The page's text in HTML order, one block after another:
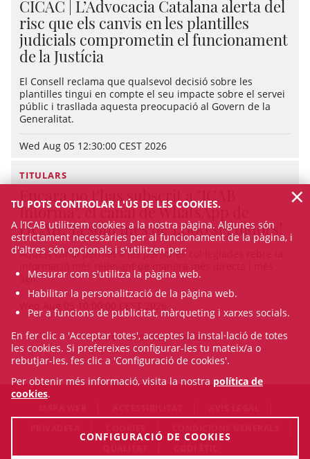
CICAC | L’Advocacia Catalana alerta del
risc que els canvis en les plantilles
judicials comprometin el funcionament
de la Justícia
El Consell reclama que qualsevol decisió sobre les
plantilles tingui en compte el seu impacte sobre el servei
públic i trasllada aquesta preocupació al Govern de la
Generalitat.
Wed Aug 05 12:30:00 CEST 2026
TITULARS
Encara no t'has subscrit a "ICAB
Informa", el canal de WhatsApp de
l'ICAB? Ja som més de 1.000 seguidors!
Aquest canal permet a les persones col·legiades rebre la
àgil.
Wed Aug 05 10:00:00 CEST 2026
VEURE TOTES LES NOTÍCIES
TU POTS CONTROLAR L'ÚS DE LES COOKIES.
A l’ICAB utilitzem cookies a la nostra pàgina. Algunes són
estrictament necessàries per al funcionament de la pàgina, i
d'altres són opcionals i s'utilitzen per:
Mesurar com s'utilitza la pàgina web.
Habilitar la personalització de la pàgina web.
Per a funcions de publicitat, màrqueting i xarxes socials.
En fer clic a 'Acceptar totes', acceptes la instal·lació de totes
les cookies. Si prefereixes configurar-les tu mateix/a o
rebutjar-les, fes clic a 'Configuració de cookies'.
Per obtenir més informació, visita la nostra política de
cookies.
CONFIGURACIÓ DE COOKIES
×